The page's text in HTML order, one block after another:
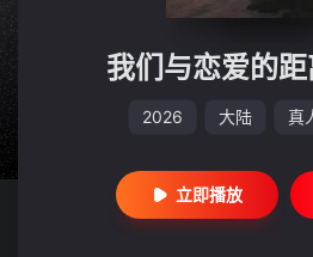
我们与恋爱的距
2026 大陆 真
立即播放